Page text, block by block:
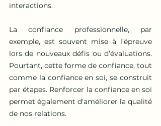
interactions.
La confiance professionnelle, par
exemple, est souvent mise à l’épreuve
lors de nouveaux défis ou d’évaluations.
Pourtant, cette forme de confiance, tout
comme la confiance en soi, se construit
par étapes. Renforcer la confiance en soi
permet également d'améliorer la qualité
de nos relations.